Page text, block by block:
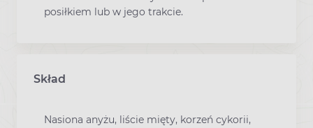
posiłkiem lub w jego trakcie.
Skład
Nasiona anyżu, liście mięty, korzeń cykorii,